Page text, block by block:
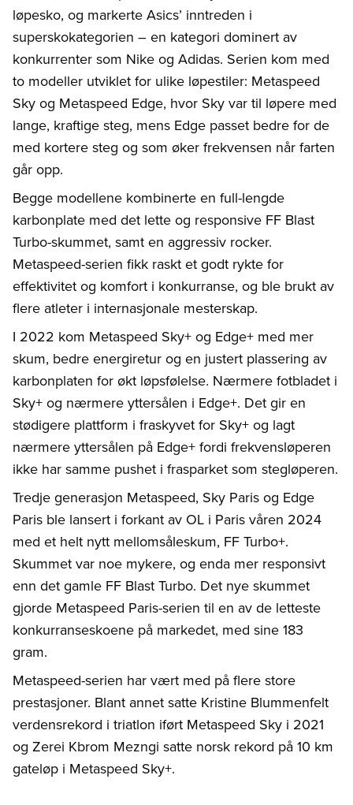
løpesko, og markerte Asics’ inntreden i
superskokategorien – en kategori dominert av
konkurrenter som Nike og Adidas. Serien kom med
to modeller utviklet for ulike løpestiler: Metaspeed
Sky og Metaspeed Edge, hvor Sky var til løpere med
lange, kraftige steg, mens Edge passet bedre for de
med kortere steg og som øker frekvensen når farten
går opp.
Begge modellene kombinerte en full-lengde
karbonplate med det lette og responsive FF Blast
Turbo-skummet, samt en aggressiv rocker.
Metaspeed-serien fikk raskt et godt rykte for
effektivitet og komfort i konkurranse, og ble brukt av
flere atleter i internasjonale mesterskap.
I 2022 kom Metaspeed Sky+ og Edge+ med mer
skum, bedre energiretur og en justert plassering av
karbonplaten for økt løpsfølelse. Nærmere fotbladet i
Sky+ og nærmere yttersålen i Edge+. Det gir en
stødigere plattform i fraskyvet for Sky+ og lagt
nærmere yttersålen på Edge+ fordi frekvensløperen
ikke har samme pushet i frasparket som stegløperen.
Tredje generasjon Metaspeed, Sky Paris og Edge
Paris ble lansert i forkant av OL i Paris våren 2024
med et helt nytt mellomsåleskum, FF Turbo+.
Skummet var noe mykere, og enda mer responsivt
enn det gamle FF Blast Turbo. Det nye skummet
gjorde Metaspeed Paris-serien til en av de letteste
konkurranseskoene på markedet, med sine 183
gram.
Metaspeed-serien har vært med på flere store
prestasjoner. Blant annet satte Kristine Blummenfelt
verdensrekord i triatlon iført Metaspeed Sky i 2021
og Zerei Kbrom Mezngi satte norsk rekord på 10 km
gateløp i Metaspeed Sky+.